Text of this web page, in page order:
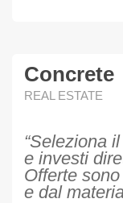
Concrete
REAL ESTATE
“Seleziona
e investi
Offerte
e dal